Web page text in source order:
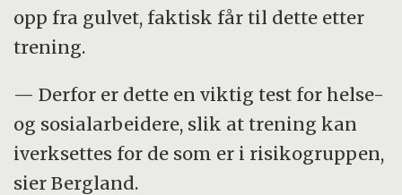
opp fra gulvet, faktisk får til dette etter
trening.
— Derfor er dette en viktig test for helse-
og sosialarbeidere, slik at trening kan
iverksettes for de som er i risikogruppen,
sier Bergland.